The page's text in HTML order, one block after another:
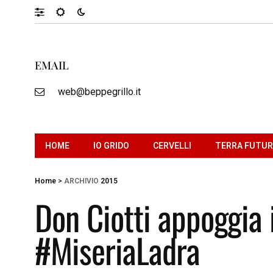
EMAIL
web@beppegrillo.it
HOME IO GRIDO CERVELLI TERRA
Home > ARCHIVIO 2015
Don Ciotti
#MiseriaLadra